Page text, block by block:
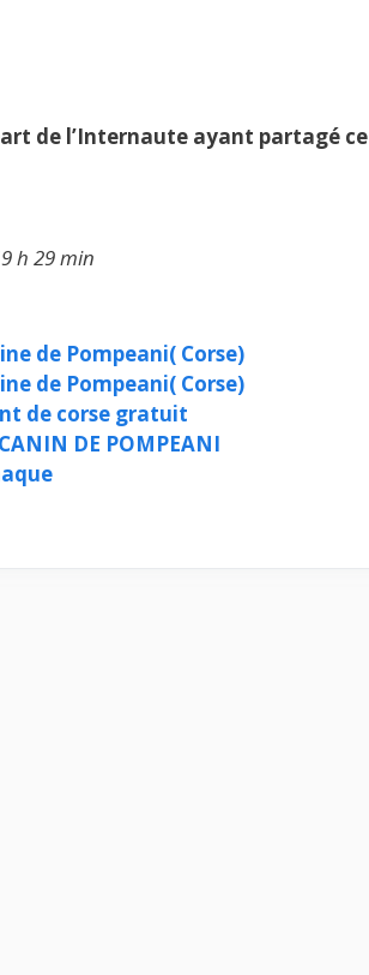
de l’Internaute ayant partagé ce
h 29 min
de Pompeani( Corse)
de Pompeani( Corse)
de corse gratuit
DE POMPEANI